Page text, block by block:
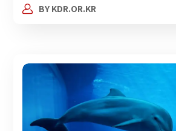
BY KDR.OR.KR